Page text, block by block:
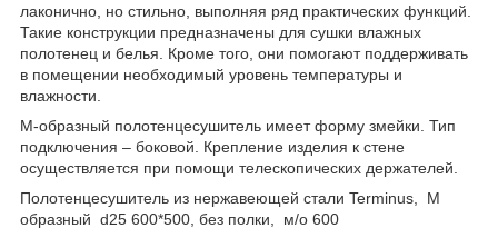
лаконично, но стильно, выполняя ряд практических функций.
Такие конструкции предназначены для сушки влажных
полотенец и белья. Кроме того, они помогают поддерживать
в помещении необходимый уровень температуры и
влажности.
М-образный полотенцесушитель имеет форму змейки. Тип
подключения – боковой. Крепление изделия к стене
осуществляется при помощи телескопических держателей.
Полотенцесушитель из нержавеющей стали Terminus, М
образный d25 600*500, без полки, м/о 600